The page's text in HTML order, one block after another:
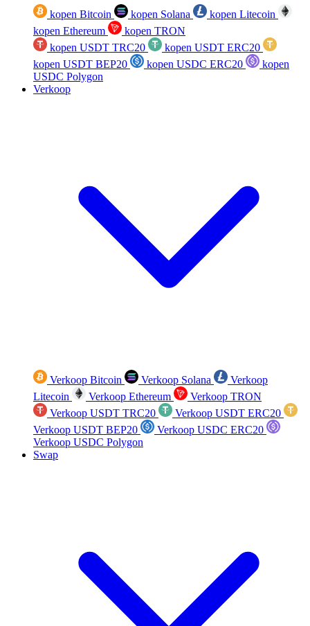
kopen Bitcoin kopen Solana
kopen Litecoin
kopen Ethereum
kopen TRON
kopen USDT TRC20
kopen USDT ERC20
kopen USDT BEP20
kopen USDC ERC20
kopen
USDC Polygon
Verkoop
Verkoop Bitcoin Verkoop Solana
Verkoop
Litecoin
Verkoop Ethereum
Verkoop TRON
Verkoop USDT TRC20
Verkoop USDT ERC20
Verkoop USDT BEP20
Verkoop USDC ERC20
Verkoop USDC Polygon
Swap